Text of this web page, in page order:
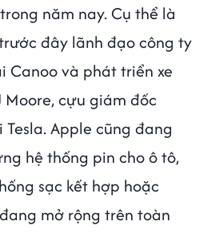
năm nay. Cụ thể là
đây lãnh đạo công ty
Canoo và phát triển xe
Moore, cựu giám đốc
Apple cũng đang
hệ thống pin cho ô tô,
sạc kết hợp hoặc
mở rộng trên toàn